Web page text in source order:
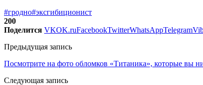
#гродно#эксгибиционист
200
Поделится VKOK.ruFacebookTwitterWhatsAppTelegram
Предыдущая запись
Посмотрите на фото обломков «Титаника», которые вы
Следующая запись